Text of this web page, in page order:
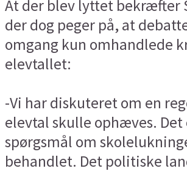
At der blev lyttet bekræfter
der dog peger på, at
omgang kun omhandlede
elevtallet:
-Vi har diskuteret om en
elevtal skulle ophæves.
spørgsmål om
behandlet. Det politiske